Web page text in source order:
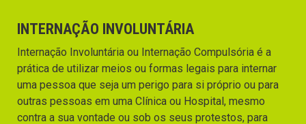
INTERNAÇÃO INVOLUNTÁRIA
Internação Involuntária ou Internação Compulsória é a
prática de utilizar meios ou formas legais para internar
uma pessoa que seja um perigo para si próprio ou para
outras pessoas em uma Clínica ou Hospital, mesmo
contra a sua vontade ou sob os seus protestos, para